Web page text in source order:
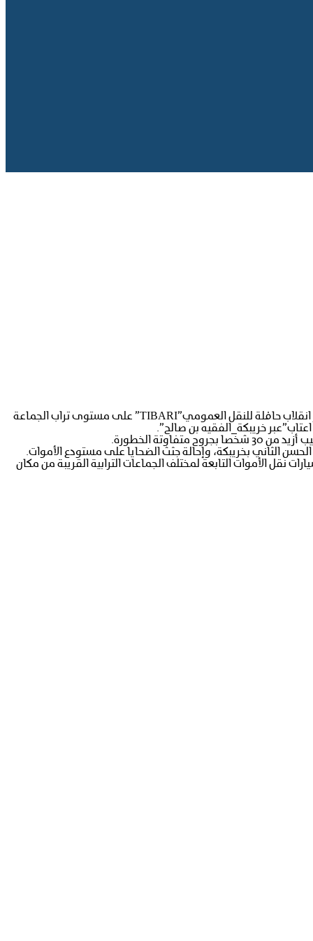
شهدت الطريق الوطنية رقم 11 الرابطة بين مدينتي خريبكة والفقيه بن صالح صباح،صبيحة يوم الأربعاء 17غشت2022،حادثة سير مميتة نجمت إثر انقلاب حافلة للنقل العمومي”TIBARI” على مستوى تراب الجماعة
الثاني بخريبكة، وإحالة جثث الضحايا على مستودع الأموات.
نقل الأموات التابعة لمختلف الجماعات الترابية القريبة من مكان